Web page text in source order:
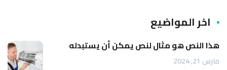
اخر المواضيع
هذا النص هو مثال لنص يمكن أن يستبدله
مارس 21, 2024